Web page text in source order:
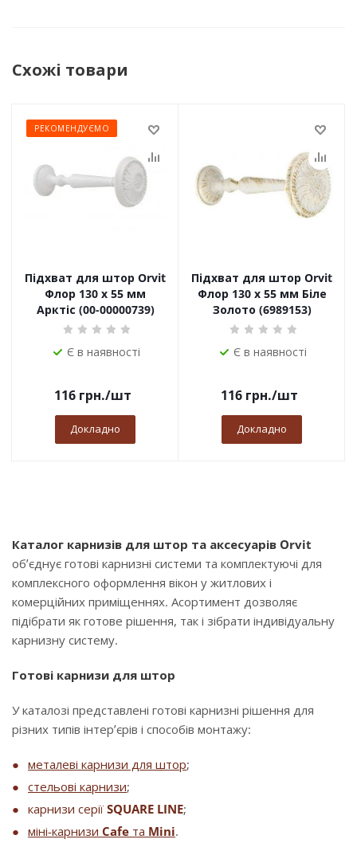
Схожі товари
РЕКОМЕНДУЄМО
Підхват для штор Orvit
Флор 130 х 55 мм
Арктіс (00-00000739)
Є в наявності
116грн./шт
Докладно
Підхват для штор Orvit
Флор 130 х 55 мм Біле
Золото (6989153)
Є в наявності
116грн./шт
Докладно
Каталог карнизів для штор та аксесуарів Orvit
об’єднує готові карнизні системи та комплектуючі для
комплексного оформлення вікон у житлових і
комерційних приміщеннях. Асортимент дозволяє
підібрати як готове рішення, так і зібрати індивідуальну
карнизну систему.
Готові карнизи для штор
У каталозі представлені готові карнизні рішення для
різних типів інтер’єрів і способів монтажу:
металеві карнизи для штор;
стельові карнизи;
карнизи серії SQUARE LINE;
міні-карнизи Cafe та Mini.